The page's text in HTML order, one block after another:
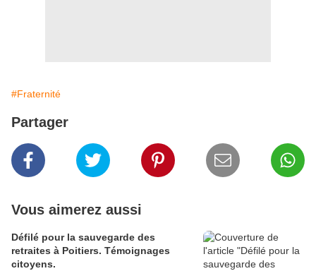
#Fraternité
Partager
Vous aimerez aussi
Défilé pour la sauvegarde des
retraites à Poitiers. Témoignages
citoyens.